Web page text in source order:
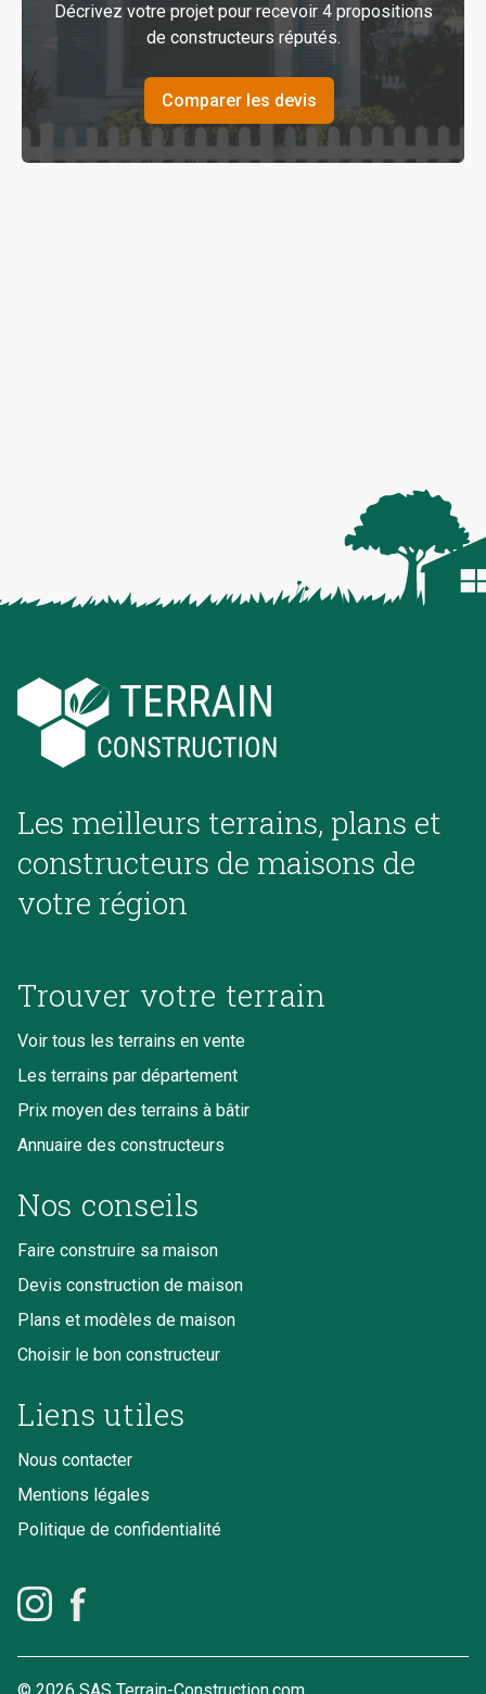
Décrivez votre projet pour recevoir 4 propositions
de constructeurs réputés.
Comparer les devis
Les meilleurs terrains, plans et
constructeurs de maisons de
votre région
Trouver votre terrain
Voir tous les terrains en vente
Les terrains par département
Prix moyen des terrains à bâtir
Annuaire des constructeurs
Nos conseils
Faire construire sa maison
Devis construction de maison
Plans et modèles de maison
Choisir le bon constructeur
Liens utiles
Nous contacter
Mentions légales
Politique de confidentialité